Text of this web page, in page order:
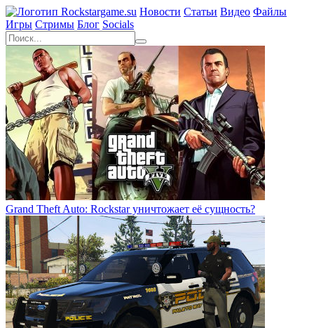
Новости Статьи Видео Файлы
Игры Cтримы Блог Socials
Grand Theft Auto: Rockstar уничтожает её сущность?